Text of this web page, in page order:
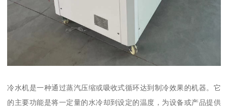
冷水机是一种通过蒸汽压缩或吸收式循环达到制冷效果的机器。它
的主要功能是将一定量的水冷却到设定的温度，为设备或产品提供